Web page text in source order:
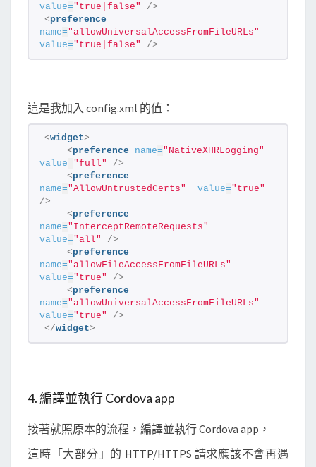
s
C
n
t
i
n
value="true|false"
/>
<preference
name="allowUniversalAccessFromFileURLs"
value="true|false" />
這是我加入 config.xml 的值：
<widget>
<preference name="NativeXHRLogging"
value="full"
/>
<preference
name="AllowUntrustedCerts" value="true"
/>
<preference
name="InterceptRemoteRequests"
value="all"
/>
<preference
name="allowFileAccessFromFileURLs"
value="true"
/>
<preference
name="allowUniversalAccessFromFileURLs"
value="true"
/>
</widget>
4. 編譯並執行 Cordova app
接著就照原本的流程，編譯並執行 Cordova app，
這時「大部分」的 HTTP/HTTPS 請求應該不會再遇